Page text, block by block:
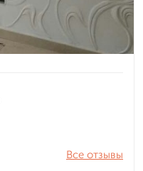
Все отзывы